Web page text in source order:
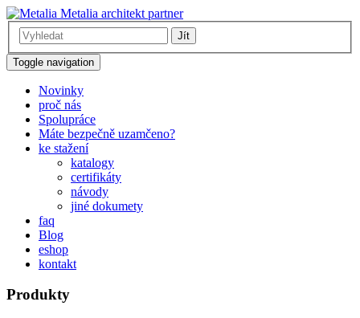
Metalia architekt partner
Jít
Toggle navigation
Novinky
proč nás
Spolupráce
Máte bezpečně uzamčeno?
ke stažení
katalogy
certifikáty
návody
jiné dokumety
faq
Blog
eshop
kontakt
Produkty